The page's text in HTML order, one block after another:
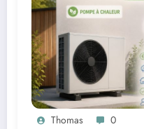
Thomas 0